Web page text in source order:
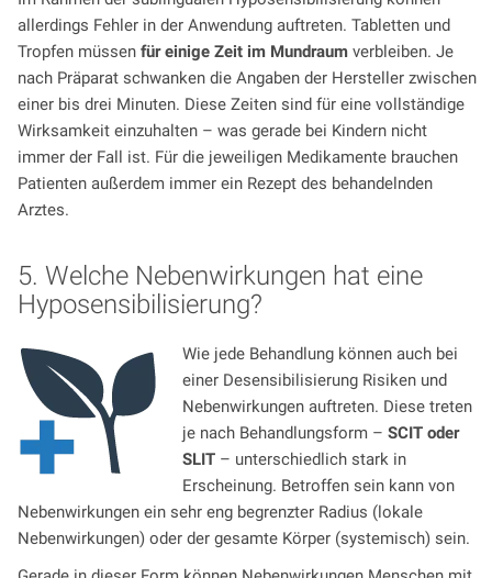
allerdings Fehler in der Anwendung auftreten. Tabletten und
Tropfen müssen für einige Zeit im Mundraumverbleiben. Je
nach Präparat schwanken die Angaben der Hersteller zwischen
einer bis drei Minuten. Diese Zeiten sind für eine vollständige
Wirksamkeit einzuhalten – was gerade bei Kindern nicht
immer der Fall ist. Für die jeweiligen Medikamente brauchen
Patienten außerdem immer ein Rezept des behandelnden
Arztes.
5. Welche Nebenwirkungen hat eine
Hyposensibilisierung?
Wie jede Behandlung können auch bei
einer Desensibilisierung Risiken und
Nebenwirkungen auftreten. Diese treten
je nach Behandlungsform – SCIT oder
SLIT – unterschiedlich stark in
Erscheinung. Betroffen sein kann von
Nebenwirkungen ein sehr eng begrenzter Radius (lokale
Nebenwirkungen) oder der gesamte Körper (systemisch) sein.